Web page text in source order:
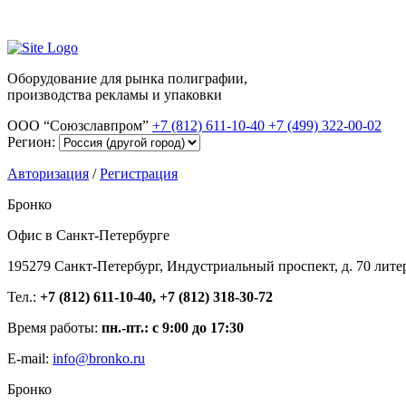
Оборудование для рынка полиграфии,
производства рекламы и упаковки
ООО “Союзславпром” +7 (812) 611-10-40 +7 (499) 322-00-02
Регион:
Авторизация /Регистрация
Бронко
Офис в Санкт-Петербурге
195279 Санкт-Петербург, Индустриальный проспект, д. 70
Тел.: +7 (812) 611-10-40, +7 (812) 318-30-72
Время работы: пн.-пт.: с 9:00 до 17:30
E-mail: info@bronko.ru
Бронко